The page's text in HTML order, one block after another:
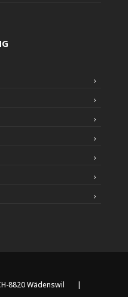
CH-8820 Wädenswil |